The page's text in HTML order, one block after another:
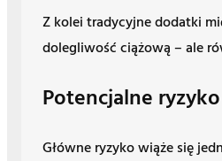
Z kolei tradycyjne dodatki
dolegliwość ciążową – ale
Potencjalne
Główne ryzyko wiąże się